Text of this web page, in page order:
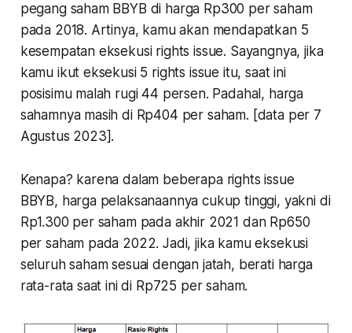
pegang saham BBYB di harga Rp300 per saham
pada 2018. Artinya, kamu akan mendapatkan 5
kesempatan eksekusi rights issue. Sayangnya, jika
kamu ikut eksekusi 5 rights issue itu, saat ini
posisimu malah rugi 44 persen. Padahal, harga
sahamnya masih di Rp404 per saham. [data per 7
Agustus 2023].
Kenapa? karena dalam beberapa rights issue
BBYB, harga pelaksanaannya cukup tinggi, yakni di
Rp1.300 per saham pada akhir 2021 dan Rp650
per saham pada 2022. Jadi, jika kamu eksekusi
seluruh saham sesuai dengan jatah, berati harga
rata-rata saat ini di Rp725 per saham.